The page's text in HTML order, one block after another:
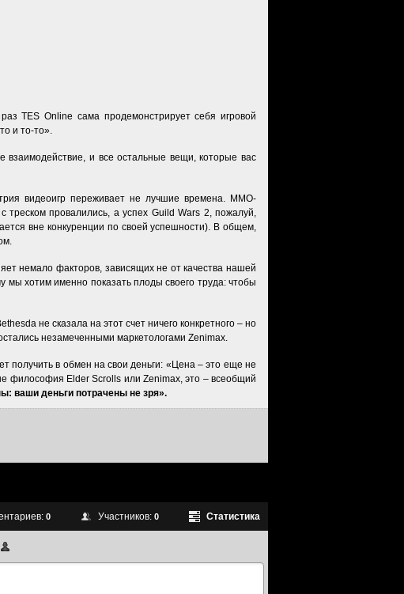
TES Online сама продемонстрирует себя игровой
и то-то».
взаимодействие, и все остальные вещи, которые вас
видеоигр переживает не лучшие времена. ММО-
провалились, а успех Guild Wars 2, пожалуй,
вне конкуренции по своей успешности). В общем,
немало факторов, зависящих не от качества нашей
мы хотим именно показать плоды своего труда: чтобы
не сказала на этот счет ничего конкретного – но
незамеченными маркетологами Zenimax.
получить в обмен на свои деньги: «Цена – это еще не
философия Elder Scrolls или Zenimax, это – всеобщий
ваши деньги потрачены не зря».
0 Участников: 0 Статистика